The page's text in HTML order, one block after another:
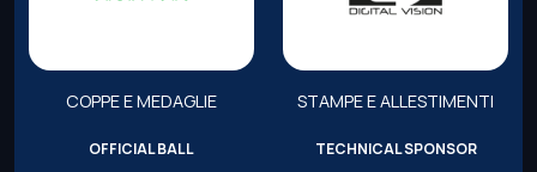
COPPE E MEDAGLIE STAMPE E ALLESTIMENTI
OFFICIAL BALL TECHNICAL SPONSOR